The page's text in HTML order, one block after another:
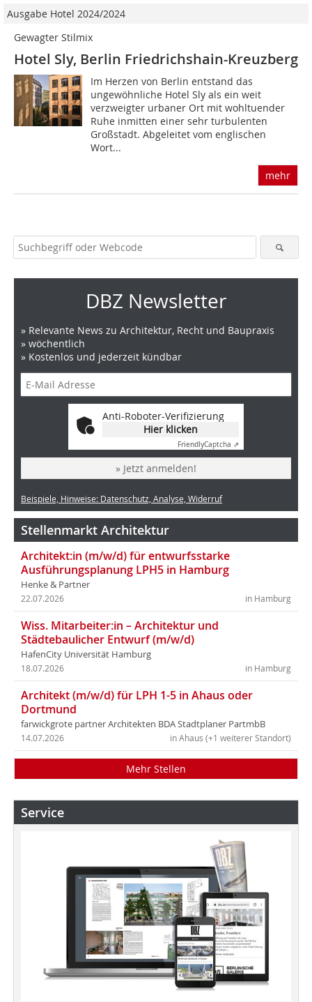
Ausgabe Hotel 2024/2024
Gewagter Stilmix
Hotel Sly, Berlin Friedrichshain-Kreuzberg
Im Herzen von Berlin entstand das
ungewöhnliche Hotel Sly als ein weit
verzweigter urbaner Ort mit wohltuender
Ruhe inmitten einer sehr turbulenten
Großstadt. Abgeleitet vom englischen
Wort...
mehr
DBZ Newsletter
» Relevante News zu Architektur, Recht und Baupraxis
» wöchentlich
» Kostenlos und jederzeit kündbar
Anti-Roboter-Verifizierung
Hier klicken
FriendlyCaptcha ⇗
» Jetzt anmelden!
Beispiele, Hinweise: Datenschutz, Analyse, Widerruf
Stellenmarkt Architektur
Architekt:in (m/w/d) für entwurfsstarke
Ausführungsplanung LPH5 in Hamburg
Henke & Partner
in Hamburg
22.07.2026
Wiss. Mitarbeiter:in – Architektur und
Städtebaulicher Entwurf (m/w/d)
HafenCity Universität Hamburg
in Hamburg
18.07.2026
Architekt (m/w/d) für LPH 1-5 in Ahaus oder
Dortmund
farwickgrote partner Architekten BDA Stadtplaner PartmbB
in Ahaus (+1 weiterer Standort)
14.07.2026
Mehr Stellen
Service